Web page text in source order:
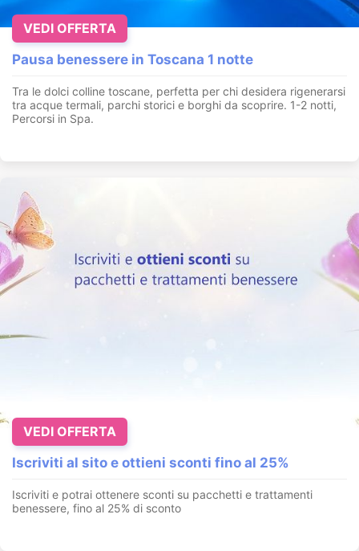
Pausa benessere in Toscana 1 notte
Tra le dolci colline toscane, perfetta per chi desidera rigenerarsi
tra acque termali, parchi storici e borghi da scoprire. 1-2 notti,
Percorsi in Spa.
VEDI OFFERTA
Iscriviti al sito e ottieni sconti fino al 25%
Iscriviti e potrai ottenere sconti su pacchetti e trattamenti
benessere, fino al 25% di sconto
VEDI OFFERTA